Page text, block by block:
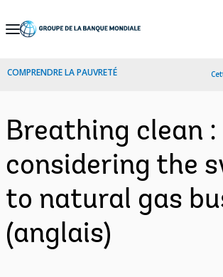
Skip
Navigation
COMPRENDRE LA PAUVRETÉ
Breathing clean :
considering the
to natural gas
(anglais)